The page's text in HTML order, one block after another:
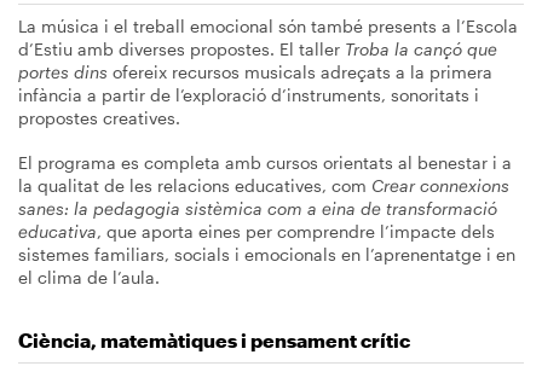
La música i el treball emocional són també presents a l’Escola
d’Estiu amb diverses propostes. El taller Troba la cançó que
portes dins ofereix recursos musicals adreçats a la primera
infància a partir de l’exploració d’instruments, sonoritats i
propostes creatives.
El programa es completa amb cursos orientats al benestar i a
la qualitat de les relacions educatives, com Crear connexions
sanes: la pedagogia sistèmica com a eina de transformació
educativa, que aporta eines per comprendre l’impacte dels
sistemes familiars, socials i emocionals en l’aprenentatge i en
el clima de l’aula.
Ciència, matemàtiques i pensament crític